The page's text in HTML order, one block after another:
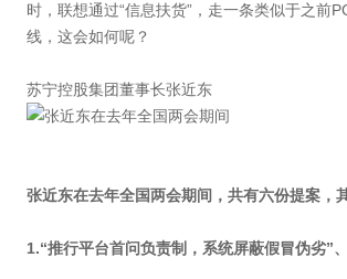
时，联想通过“信息扶货”，走一条类似于之前
线，这会如何呢？
苏宁控股集团董事长张近东
张近东在去年全国两会期间，共有六份提案，
1.“推行平台首问负责制， 系统屏蔽假冒伪劣”、